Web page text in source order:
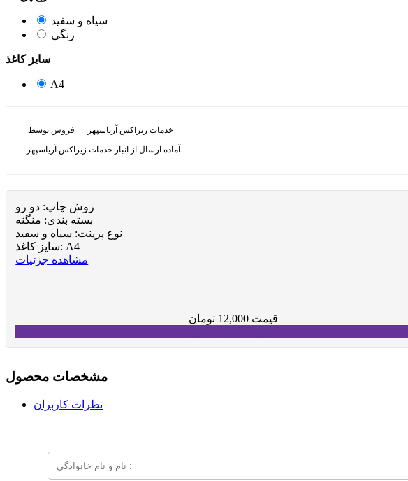
سیاه و سفید
رنگی
سایز کاغذ
A4
فروش توسط
خدمات زیراکس آریاسپهر
آماده ارسال از انبار خدمات زیراکس آریاسپهر
روش چاپ: دو رو
بسته بندی: منگنه
نوع پرینت: سیاه و سفید
سایز کاغذ: A4
مشاهده جزئیات
قیمت 12,000 تومان
مشخصات محصول
نظرات کاربران